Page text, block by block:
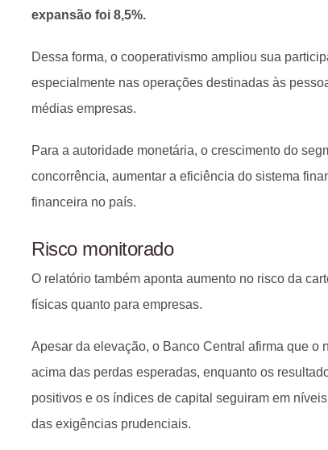
expansão foi 8,5%.
Dessa forma, o cooperativismo ampliou sua
especialmente nas operações destinadas às
médias empresas.
Para a autoridade monetária, o crescimento do
concorrência, aumentar a eficiência do sistema
financeira no país.
Risco monitorado
O relatório também aponta aumento no risco da
físicas quanto para empresas.
Apesar da elevação, o Banco Central afirma que o
acima das perdas esperadas, enquanto os
positivos e os índices de capital seguiram em
das exigências prudenciais.